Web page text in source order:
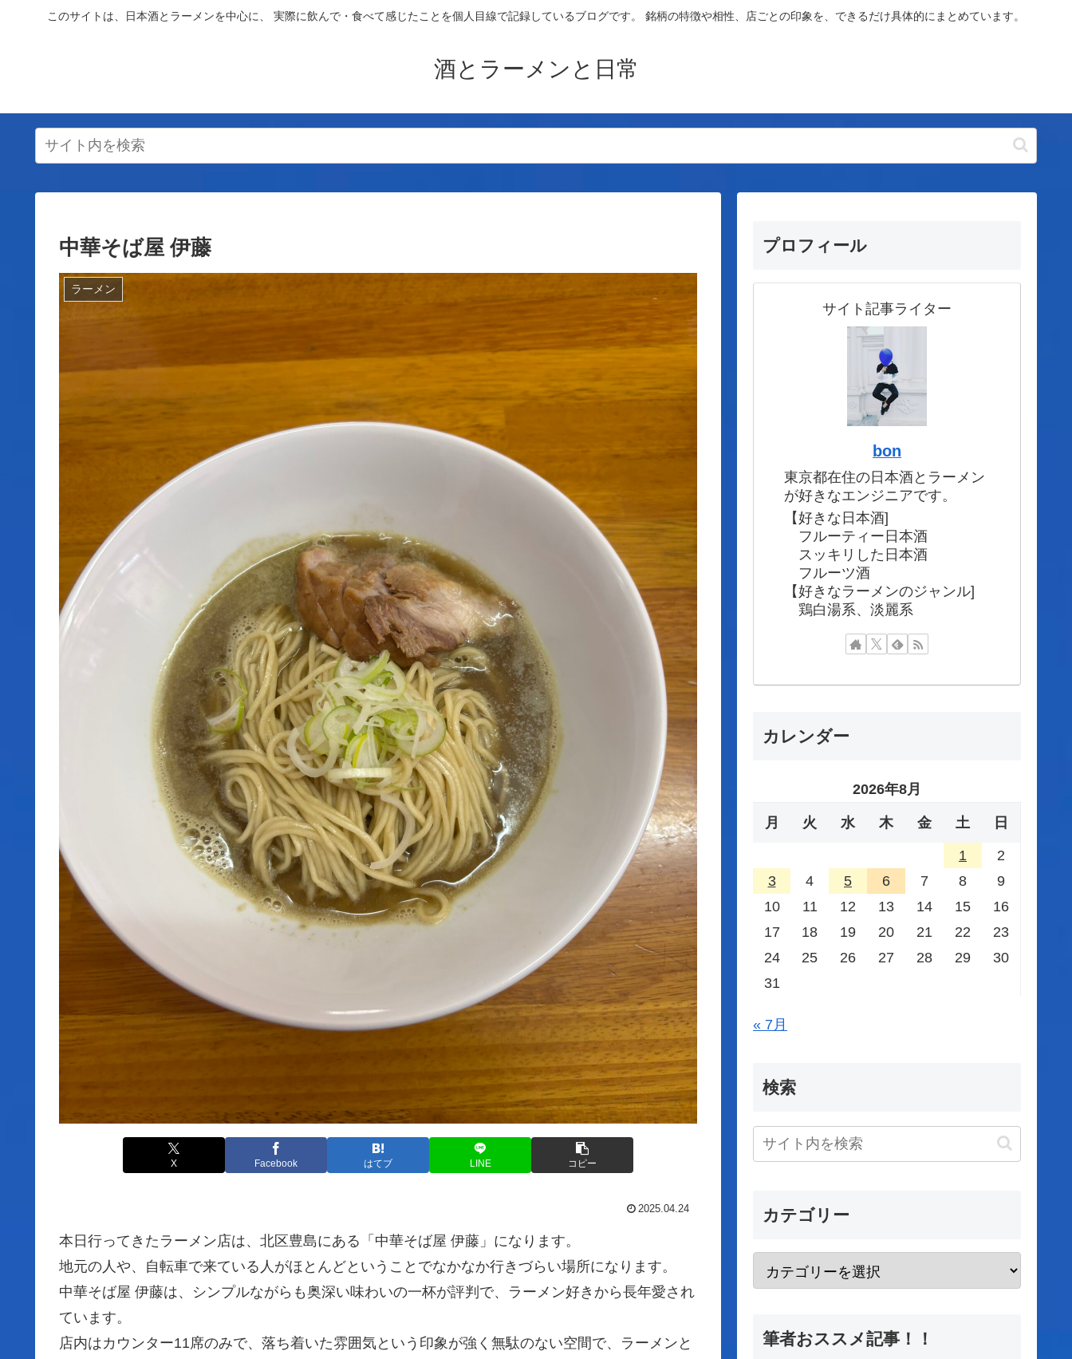
このサイトは、日本酒とラーメンを中心に、 実際に飲んで・食べて感じたことを個人目線で記録しているブログです。 銘柄の特徴や相性、店ごとの印象を、できるだけ具体的にまとめています。
酒とラーメンと日常
中華そば屋 伊藤
ラーメン
X Facebook はてブ LINE コピー
2025.04.24
本日行ってきたラーメン店は、北区豊島にある「中華そば屋 伊藤」になります。
地元の人や、自転車で来ている人がほとんどということでなかなか行きづらい場所になります。
中華そば屋 伊藤は、シンプルながらも奥深い味わいの一杯が評判で、ラーメン好きから長年愛され
ています。
店内はカウンター11席のみで、落ち着いた雰囲気という印象が強く無駄のない空間で、ラーメンと
プロフィール
サイト記事ライター
bon
東京都在住の日本酒とラーメン
が好きなエンジニアです。
【好きな日本酒]
フルーティー日本酒
スッキリした日本酒
フルーツ酒
【好きなラーメンのジャンル]
鶏白湯系、淡麗系
カレンダー
2026年8月
月 火 水 木 金 土 日
1
2
3
4 5 6 7 8
9
10
11 12 13 14 15
16
17
18 19 20 21 22
23
24
25 26 27 28 29
30
31
« 7月
検索
カテゴリー
筆者おススメ記事！！